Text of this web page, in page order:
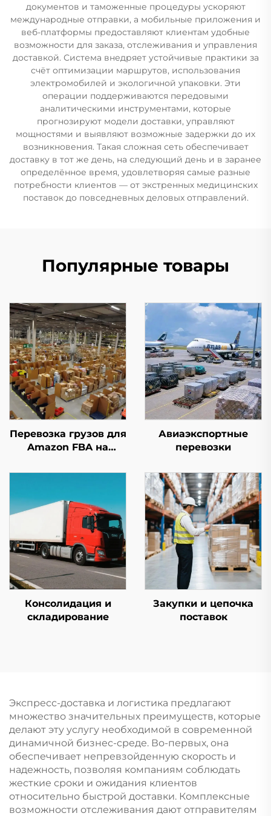
документов и таможенные процедуры ускоряют
международные отправки, а мобильные приложения и
веб-платформы предоставляют клиентам удобные
возможности для заказа, отслеживания и управления
доставкой. Система внедряет устойчивые практики за
счёт оптимизации маршрутов, использования
электромобилей и экологичной упаковки. Эти
операции поддерживаются передовыми
аналитическими инструментами, которые
прогнозируют модели доставки, управляют
мощностями и выявляют возможные задержки до их
возникновения. Такая сложная сеть обеспечивает
доставку в тот же день, на следующий день и в заранее
определённое время, удовлетворяя самые разные
потребности клиентов — от экстренных медицинских
поставок до повседневных деловых отправлений.
Популярные товары
Перевозка грузов для
Amazon FBA на
Авиаэкспортные
перевозки
Консолидация и
складирование
Закупки и цепочка
поставок
Экспресс-доставка и логистика предлагают
множество значительных преимуществ, которые
делают эту услугу необходимой в современной
динамичной бизнес-среде. Во-первых, она
обеспечивает непревзойденную скорость и
надежность, позволяя компаниям соблюдать
жесткие сроки и ожидания клиентов
относительно быстрой доставки. Комплексные
возможности отслеживания дают отправителям